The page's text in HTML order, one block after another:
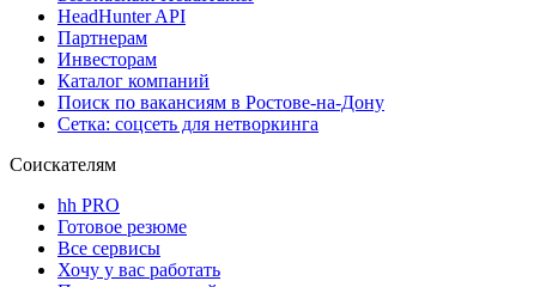
HeadHunter API
Партнерам
Инвесторам
Каталог компаний
Поиск по вакансиям в Ростове-на-Дону
Сетка: соцсеть для нетворкинга
Соискателям
hh PRO
Готовое резюме
Все сервисы
Хочу у вас работать